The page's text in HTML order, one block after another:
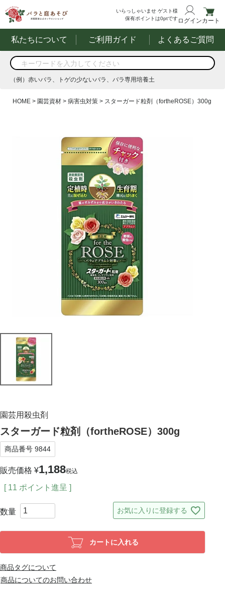
いらっしゃいませ ゲスト様
保有ポイントは0ptですログインカート
私たちについて ご利用ガイド よくあるご質問
商品を検索
する
（例）赤いバラ、トゲの少ないバラ、バラ専用培養土
（例）赤いバラ、トゲの少ないバラ、バラ専用培養土
HOME 園芸資材 病害虫対策 スターガード粒剤（fortheROSE）300g
園芸用殺虫剤
スターガード粒剤（fortheROSE）300g
商品番号 9844
販売価格 ¥1,188税込
[ 11 ポイント進呈 ]
お気に入りに登録する
カートに入れる
商品タグについて
商品についてのお問い合わせ